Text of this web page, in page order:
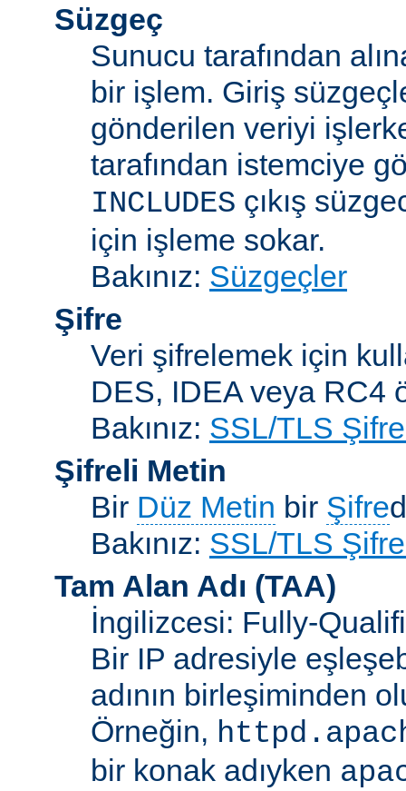
Süzgeç
Sunucu tarafından
bir işlem. Giriş
gönderilen veriyi
tarafından istemciye
INCLUDES çıkış
için işleme sokar.
Bakınız: Süzgeçler
Şifre
Veri şifrelemek için
DES, IDEA veya RC4
Bakınız: SSL/TLS
Şifreli Metin
Bir Düz Metin bir Şifre
Bakınız: SSL/TLS
Tam Alan Adı (TAA)
İngilizcesi: Fully-
Bir IP adresiyle
adının birleşiminden
Örneğin,
bir konak adıyken